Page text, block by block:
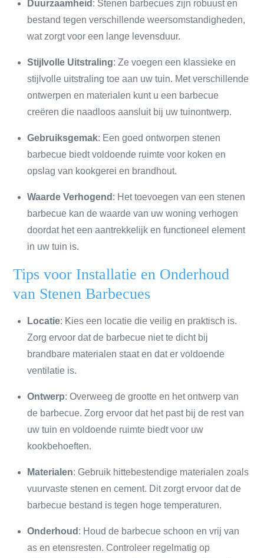
Duurzaamheid : Stenen barbecues zijn robuust en
bestand tegen verschillende weersomstandigheden,
wat zorgt voor een lange levensduur.
Stijlvolle Uitstraling: Ze voegen een klassieke en
stijlvolle uitstraling toe aan uw tuin. Met verschillende
ontwerpen en materialen kunt u een barbecue
creëren die naadloos aansluit bij uw tuinontwerp.
Gebruiksgemak: Een goed ontworpen stenen
barbecue biedt voldoende ruimte voor koken en
opslag van kookgerei en brandhout.
Waarde Verhogend : Het toevoegen van een stenen
barbecue kan de waarde van uw woning verhogen
doordat het een aantrekkelijk en functioneel element
in uw tuin is.
Tips voor Installatie en Onderhoud
van Stenen Barbecues
Locatie: Kies een locatie die veilig en praktisch is.
Zorg ervoor dat de barbecue niet te dicht bij
brandbare materialen staat en dat er voldoende
ventilatie is.
Ontwerp: Overweeg de grootte en het ontwerp van
de barbecue. Zorg ervoor dat het past bij de rest van
uw tuin en voldoende ruimte biedt voor uw
kookbehoeften.
Materialen: Gebruik hittebestendige materialen zoals
vuurvaste stenen en cement. Dit zorgt ervoor dat de
barbecue bestand is tegen hoge temperaturen.
Onderhoud : Houd de barbecue schoon en vrij van
as en etensresten. Controleer regelmatig op